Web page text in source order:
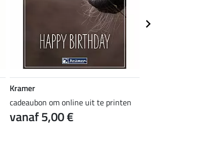
Kramer
cadeaubon om online uit te printen
vanaf 5,00 €